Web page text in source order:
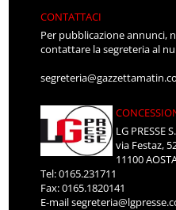
CONTATTACI
Per pubblicazione annunci,
contattare la segreteria al
LG PRESSE
via Festaz,
11100
Tel: 0165.231711
Fax: 0165.1820141
E-mail